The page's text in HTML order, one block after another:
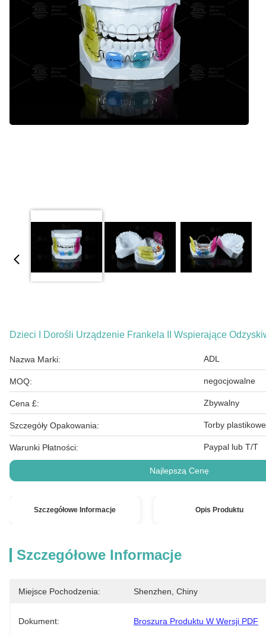
Dzieci I Dorośli Urządzenie Frankela II Wspierające
Nazwa Marki: ADL
MOQ: negocjowalne
Cena £: Zbywalny
Szczegóły Opakowania: Torby
Warunki Płatności: Paypal lub T/T
Najlepszą Cenę
Szczegółowe Informacje Opis Produktu
Szczegółowe Informacje
Miejsce Pochodzenia: Shenzhen, Chiny
Dokument: Broszura Produktu W Wersji PDF